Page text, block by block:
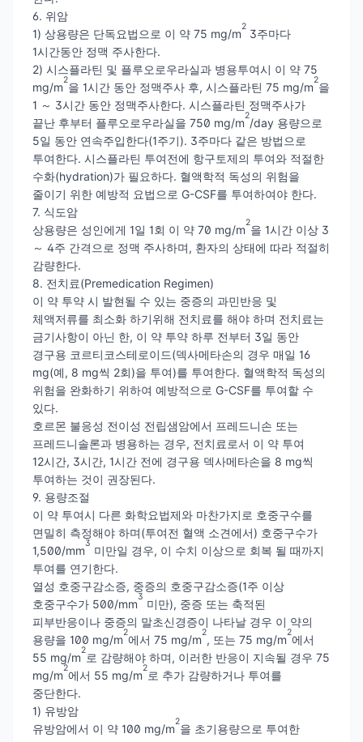
6. 위암
1) 상용량은 단독요법으로 이 약 75 mg/m
2
3주마다
1시간동안 정맥 주사한다.
2) 시스플라틴 및 플루오로우라실과 병용투여시 이 약 75
mg/m
2
을 1시간 동안 정맥주사 후, 시스플라틴 75 mg/m
2
을
1 ～ 3시간 동안 정맥주사한다. 시스플라틴 정맥주사가
끝난 후부터 플루오로우라실을 750 mg/m
2
/day 용량으로
5일 동안 연속주입한다(1주기). 3주마다 같은 방법으로
투여한다. 시스플라틴 투여전에 항구토제의 투여와 적절한
수화(hydration)가 필요하다. 혈액학적 독성의 위험을
줄이기 위한 예방적 요법으로 G-CSF를 투여하여야 한다.
7. 식도암
상용량은 성인에게 1일 1회 이 약 70 mg/m
2
을 1시간 이상 3
～ 4주 간격으로 정맥 주사하며, 환자의 상태에 따라 적절히
감량한다.
8. 전치료(Premedication Regimen)
이 약 투약 시 발현될 수 있는 중증의 과민반응 및
체액저류를 최소화 하기위해 전치료를 해야 하며 전치료는
금기사항이 아닌 한, 이 약 투약 하루 전부터 3일 동안
경구용 코르티코스테로이드(덱사메타손의 경우 매일 16
mg(예, 8 mg씩 2회)을 투여)를 투여한다. 혈액학적 독성의
위험을 완화하기 위하여 예방적으로 G-CSF를 투여할 수
있다.
호르몬 불응성 전이성 전립샘암에서 프레드니손 또는
프레드니솔론과 병용하는 경우, 전치료로서 이 약 투여
12시간, 3시간, 1시간 전에 경구용 덱사메타손을 8 mg씩
투여하는 것이 권장된다.
9. 용량조절
이 약 투여시 다른 화학요법제와 마찬가지로 호중구수를
면밀히 측정해야 하며(투여전 혈액 소견에서) 호중구수가
1,500/mm
3
미만일 경우, 이 수치 이상으로 회복 될 때까지
투여를 연기한다.
열성 호중구감소증, 중증의 호중구감소증(1주 이상
호중구수가 500/mm
3
미만), 중증 또는 축적된
피부반응이나 중증의 말초신경증이 나타날 경우 이 약의
용량을 100 mg/m
2
에서 75 mg/m
2
, 또는 75 mg/m
2
에서
55 mg/m
2
로 감량해야 하며, 이러한 반응이 지속될 경우 75
mg/m
2
에서 55 mg/m
2
로 추가 감량하거나 투여를
중단한다.
1) 유방암
유방암에서 이 약 100 mg/m
2
을 초기용량으로 투여한